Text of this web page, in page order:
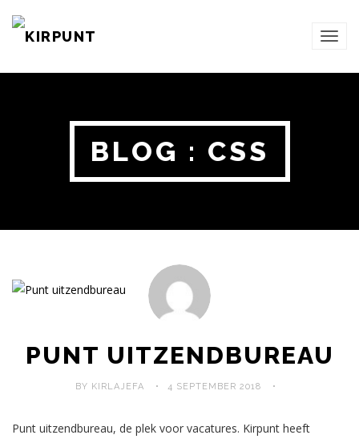
BLOG : CSS
PUNT UITZENDBUREAU
BY KIRLAJEFA 4 SEPTEMBER 2018
Punt uitzendbureau, de plek voor vacatures. Kirpunt heeft